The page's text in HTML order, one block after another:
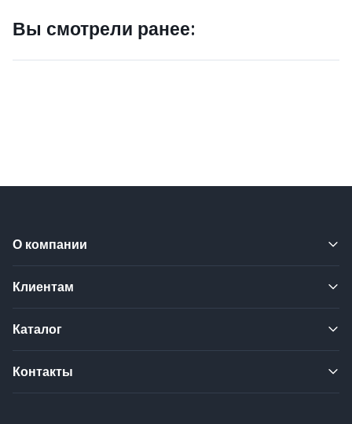
Вы смотрели ранее:
О компании
Клиентам
Каталог
Контакты